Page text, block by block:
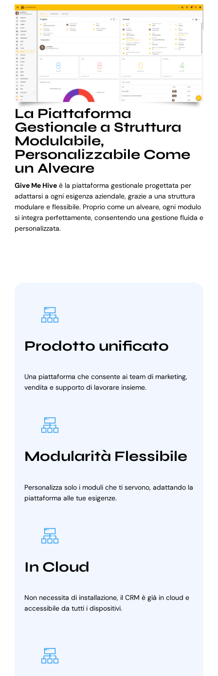
La Piattaforma
Gestionale a Struttura
Modulabile,
Personalizzabile Come
un Alveare
Give Me Hiveè la piattaforma gestionale progettata per
adattarsi a ogni esigenza aziendale, grazie a una struttura
modulare e flessibile. Proprio come un alveare, ogni modulo
si integra perfettamente, consentendo una gestione fluida e
personalizzata.
Prodotto unificato
Una piattaforma che consente ai team di marketing,
vendita e supporto di lavorare insieme.
Modularità Flessibile
Personalizza solo i moduli che ti servono, adattando la
piattaforma alle tue esigenze.
In Cloud
Non necessita di installazione, il CRM è già in cloud e
accessibile da tutti i dispositivi.